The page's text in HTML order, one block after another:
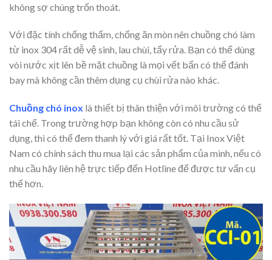
không sợ chúng trốn thoát.
Với đặc tính chống thấm, chống ăn mòn nên chuồng chó làm
từ inox 304 rất dễ vệ sinh, lau chùi, tẩy rửa. Bạn có thể dùng
vòi nước xịt lên bề mặt chuồng là mọi vết bẩn có thể đánh
bay mà không cần thêm dụng cụ chùi rửa nào khác.
Chuồng chó inox là thiết bị thân thiện với môi trường có thể
tái chế. Trong trường hợp bạn không còn có nhu cầu sử
dụng, thì có thể đem thanh lý với giá rất tốt. Tại Inox Việt
Nam có chính sách thu mua lại các sản phẩm của mình, nếu có
nhu cầu hãy liên hệ trực tiếp đến Hotline để được tư vấn cụ
thể hơn.